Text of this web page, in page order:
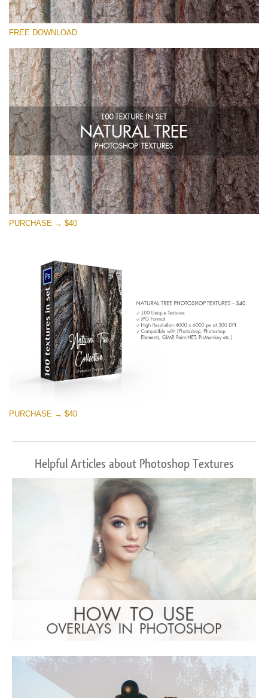
Kérlek, válassz
Small 800*533px
Natural Tree
(100 Textures)
Large 6000*4000px
Entire Collection
(1783 Overlays)
Large 6000*4000px
Ingyenes letöltés
FREE DOWNLOAD
PURCHASE → $40
PURCHASE → $40
Helpful Articles about Photoshop Textures